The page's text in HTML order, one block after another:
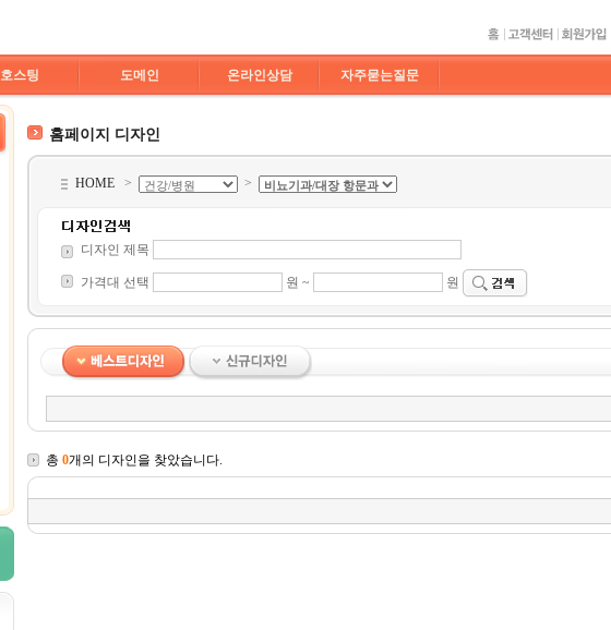
호스팅 도메인 온라인상담 자주묻는질문
홈페이지 디자인
HOME > >
디자인 제목
가격대 선택 원 ~ 원
총 0개의 디자인을 찾았습니다.